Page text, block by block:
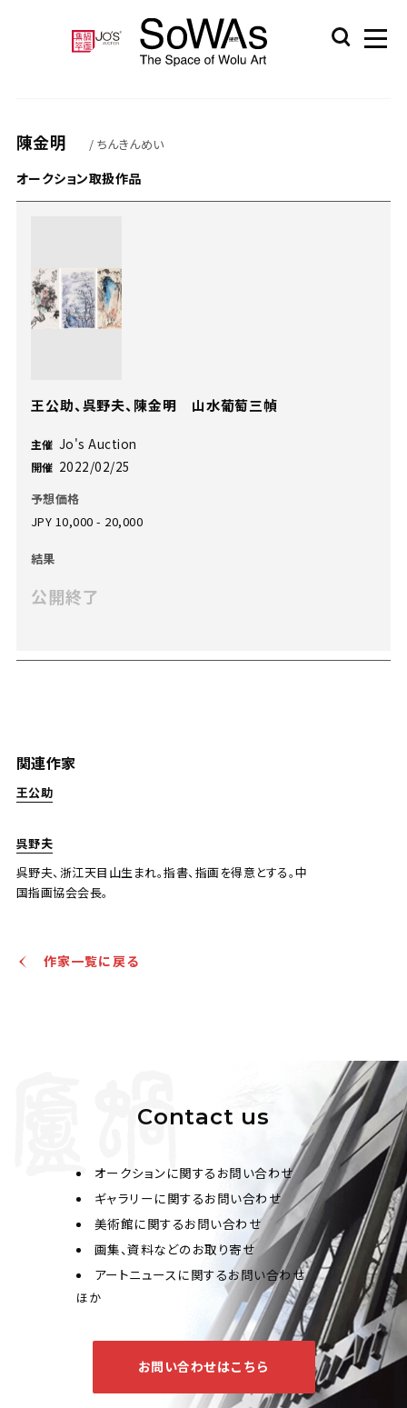
陳金明 / ちんきんめい
関連作家
王公助
呉野夫
呉野夫、浙江天目山生まれ。指書、指画を得意とする。中
国指画協会会長。
オークション取扱作品
王公助、呉野夫、陳金明 山水葡萄三幀
主催 Jo's Auction
開催 2022/02/25
予想価格
JPY 10,000 - 20,000
結果
公開終了
作家一覧に戻る
Contact us
オークションに関するお問い合わせ
ギャラリーに関するお問い合わせ
美術館に関するお問い合わせ
画集、資料などのお取り寄せ
アートニュースに関するお問い合わせ
ほか
お問い合わせはこちら